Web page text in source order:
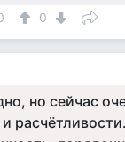
0
но сейчас